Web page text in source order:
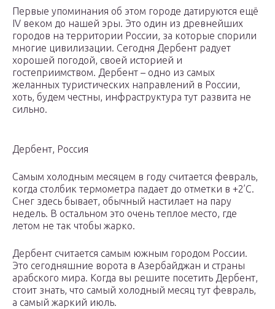
Первые упоминания об этом городе датируются ещё
IV веком до нашей эры. Это один из древнейших
городов на территории России, за которые спорили
многие цивилизации. Сегодня Дербент радует
хорошей погодой, своей историей и
гостеприимством. Дербент – одно из самых
желанных туристических направлений в России,
хоть, будем честны, инфраструктура тут развита не
сильно.
Дербент, Россия
Самым холодным месяцем в году считается февраль,
когда столбик термометра падает до отметки в +2’C.
Снег здесь бывает, обычный настилает на пару
недель. В остальном это очень теплое место, где
летом не так чтобы жарко.
Дербент считается самым южным городом России.
Это сегодняшние ворота в Азербайджан и страны
арабского мира. Когда вы решите посетить Дербент,
стоит знать, что самый холодный месяц тут февраль,
а самый жаркий июль.